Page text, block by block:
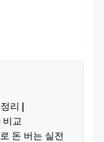
리 |
교
돈 버는 실전